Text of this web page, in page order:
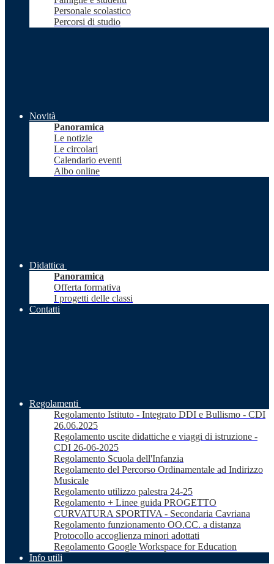
Personale scolastico
Percorsi di studio
Novità
Panoramica
Le notizie
Le circolari
Calendario eventi
Albo online
Didattica
Panoramica
Offerta formativa
I progetti delle classi
Contatti
Regolamenti
Regolamento Istituto - Integrato DDI e Bullismo - CDI
26.06.2025
Regolamento uscite didattiche e viaggi di istruzione -
CDI 26-06-2025
Regolamento Scuola dell'Infanzia
Regolamento del Percorso Ordinamentale ad Indirizzo
Musicale
Regolamento utilizzo palestra 24-25
Regolamento + Linee guida PROGETTO
CURVATURA SPORTIVA - Secondaria Cavriana
Regolamento funzionamento OO.CC. a distanza
Protocollo accoglienza minori adottati
Regolamento Google Workspace for Education
Info utili